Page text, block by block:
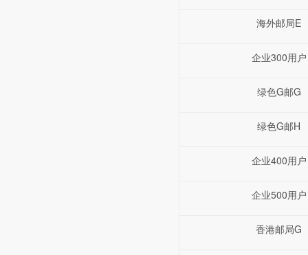
海外邮局E
企业300用户
绿色G邮G
绿色G邮H
企业400用户
企业500用户
香港邮局G